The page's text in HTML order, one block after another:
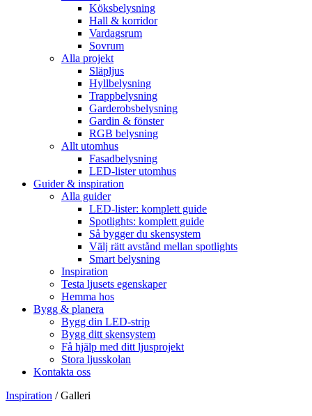
Köksbelysning
Hall & korridor
Vardagsrum
Sovrum
Alla projekt
Släpljus
Hyllbelysning
Trappbelysning
Garderobsbelysning
Gardin & fönster
RGB belysning
Allt utomhus
Fasadbelysning
LED-lister utomhus
Guider & inspiration
Alla guider
LED-lister: komplett guide
Spotlights: komplett guide
Så bygger du skensystem
Välj rätt avstånd mellan spotlights
Smart belysning
Inspiration
Testa ljusets egenskaper
Hemma hos
Bygg & planera
Bygg din LED-strip
Bygg ditt skensystem
Få hjälp med ditt ljusprojekt
Stora ljusskolan
Kontakta oss
Inspiration /Galleri